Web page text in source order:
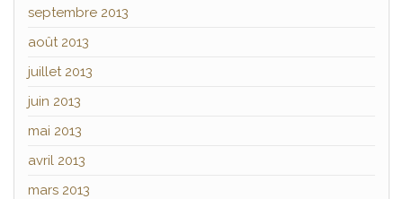
septembre 2013
août 2013
juillet 2013
juin 2013
mai 2013
avril 2013
mars 2013